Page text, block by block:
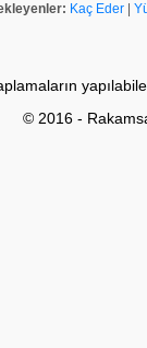
Kaç Eder
© 2016 -